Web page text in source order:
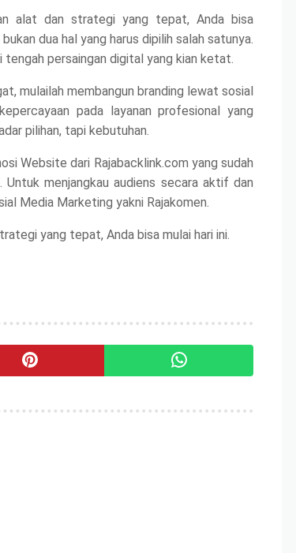
alat dan strategi yang tepat, Anda bisa
dua hal yang harus dipilih salah satunya.
tengah persaingan digital yang kian ketat.
mulailah membangun branding lewat sosial
pada layanan profesional yang
pilihan, tapi kebutuhan.
Website dari Rajabacklink.com yang sudah
menjangkau audiens secara aktif dan
Media Marketing yakni Rajakomen.
yang tepat, Anda bisa mulai hari ini.